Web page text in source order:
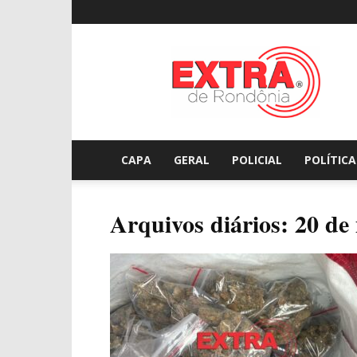
CAPA GERAL POLICIAL POLÍTICA
Arquivos diários: 20 de